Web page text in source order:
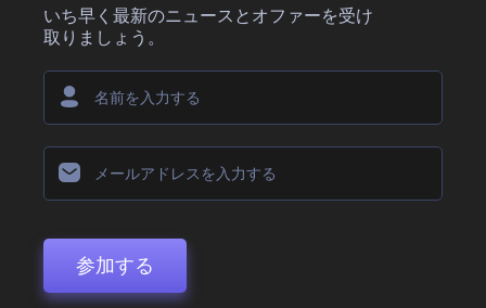
いち早く最新のニュースとオファーを受け
取りましょう。
参加する